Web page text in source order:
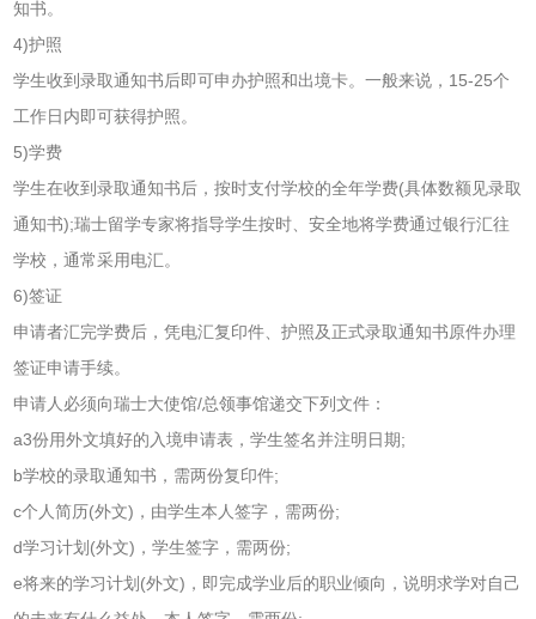
知书。
4)护照
学生收到录取通知书后即可申办护照和出境卡。一般来说，15-25个
工作日内即可获得护照。
5)学费
学生在收到录取通知书后，按时支付学校的全年学费(具体数额见录取
通知书);瑞士留学专家将指导学生按时、安全地将学费通过银行汇往
学校，通常采用电汇。
6)签证
申请者汇完学费后，凭电汇复印件、护照及正式录取通知书原件办理
签证申请手续。
申请人必须向瑞士大使馆/总领事馆递交下列文件：
a3份用外文填好的入境申请表，学生签名并注明日期;
b学校的录取通知书，需两份复印件;
c个人简历(外文)，由学生本人签字，需两份;
d学习计划(外文)，学生签字，需两份;
e将来的学习计划(外文)，即完成学业后的职业倾向，说明求学对自己